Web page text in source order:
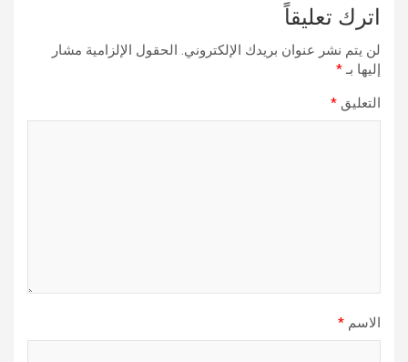
اترك تعليقاً
لن يتم نشر عنوان بريدك الإلكتروني. الحقول الإلزامية مشار
إليها بـ*
التعليق *
الاسم *